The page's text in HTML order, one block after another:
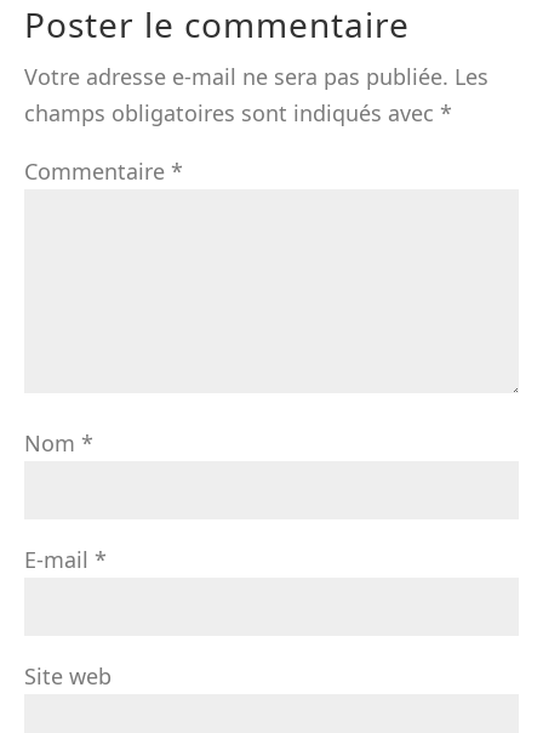
Poster le commentaire
Votre adresse e-mail ne sera pas publiée. Les
champs obligatoires sont indiqués avec *
Commentaire *
Nom *
E-mail *
Site web